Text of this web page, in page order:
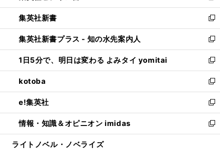
開
く
ウ
で
開
く
ウ
ィ
ン
ド
ウ
で
開
く
し
い
ウ
ィ
ン
ド
ウ
で
開
く
集英社新書
新
し
い
ウ
ィ
ン
ド
ウ
で
開
く
集英社新書プラス - 知の水先案内人
新
し
い
ウ
ィ
ン
ド
ウ
で
開
1日5分で、明日は変わる よみタイ yomitai
新
し
い
ウ
ィ
ン
ド
ウ
kotoba
新
し
い
ウ
ィ
ン
e!集英社
新
し
い
ウ
情報・知識＆オピニオン imidas
新
し
ライトノベル・ノベライズ